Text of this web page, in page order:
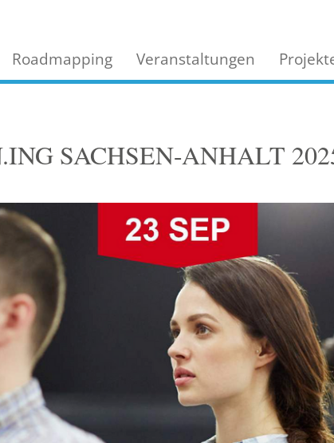
Roadmapping Veranstaltungen
SACHSEN-ANHALT